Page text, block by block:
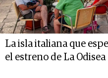
La isla italiana que
el estreno de La Odisea